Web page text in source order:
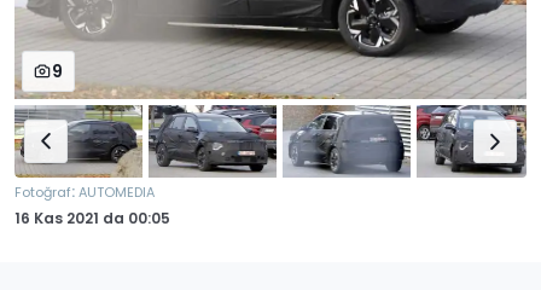
9
Fotoğraf:AUTOMEDIA
16 Kas 2021 da 00:05